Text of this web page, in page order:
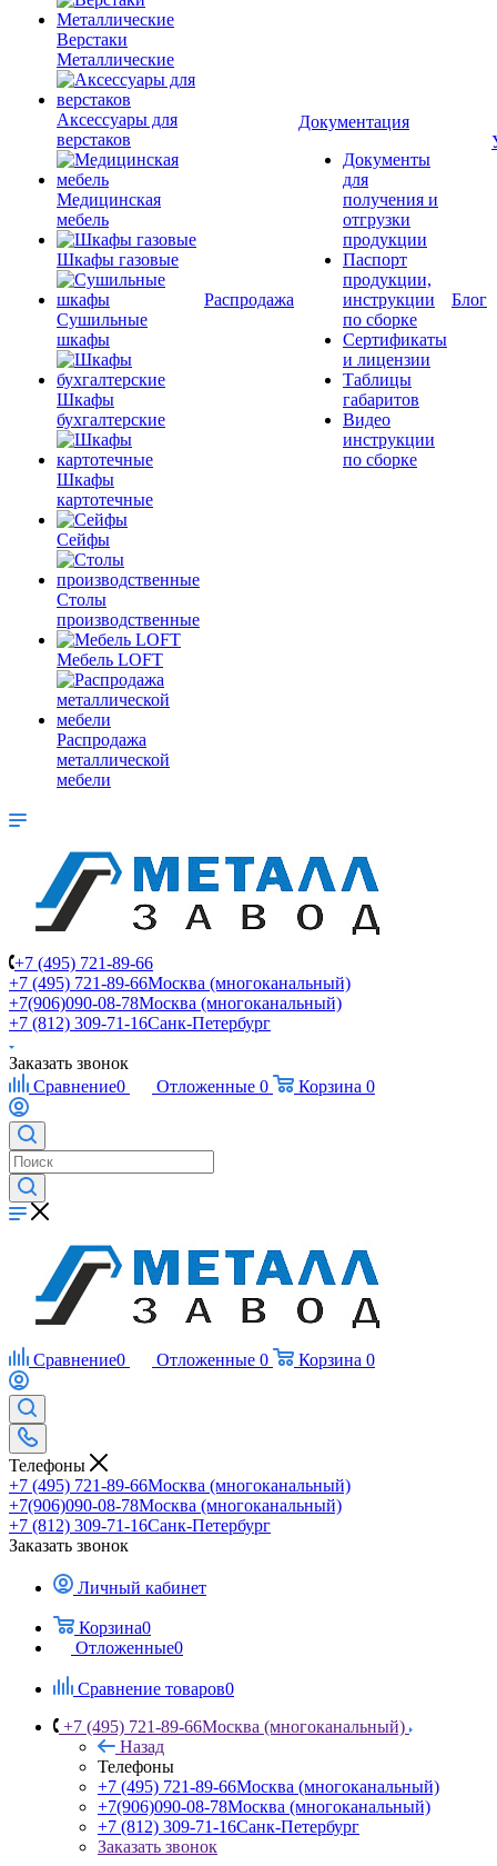
Верстаки
Металлические
Аксессуары для
верстаков
Медицинская
мебель
Шкафы газовые
Сушильные
шкафы
Шкафы
бухгалтерские
Шкафы
картотечные
Сейфы
Столы
производственные
Мебель LOFT
Распродажа
металлической
мебели
Распродажа
Документация
Документы
для
получения и
отгрузки
продукции
Паспорт
продукции,
инструкции
по сборке
Сертификаты
и лицензии
Таблицы
габаритов
Видео
инструкции
по сборке
Блог
+7 (495) 721-89-66
+7 (495) 721-89-66Москва (многоканальный)
+7(906)090-08-78Москва (многоканальный)
+7 (812) 309-71-16Санк-Петербург
Заказать звонок
Сравнение0 Отложенные 0 Корзина 0
Сравнение0 Отложенные 0 Корзина 0
Телефоны
+7 (495) 721-89-66Москва (многоканальный)
+7(906)090-08-78Москва (многоканальный)
+7 (812) 309-71-16Санк-Петербург
Заказать звонок
Личный кабинет
Корзина0
Отложенные0
Сравнение товаров0
+7 (495) 721-89-66Москва (многоканальный)
Назад
Телефоны
+7 (495) 721-89-66Москва (многоканальный)
+7(906)090-08-78Москва (многоканальный)
+7 (812) 309-71-16Санк-Петербург
Заказать звонок